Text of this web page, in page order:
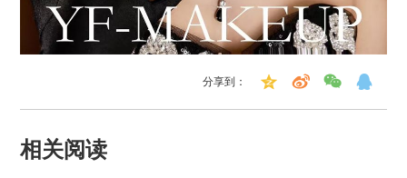
分享到：
相关阅读